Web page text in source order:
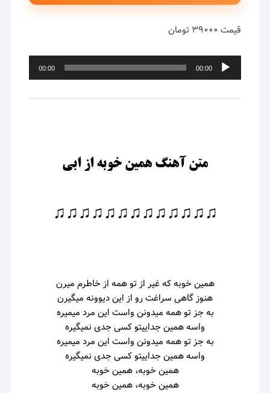
قیمت ۳۹۰۰۰ تومان
پخش‌کننده
صوت
00:00
00:00
متن آهنگ همین خوبه از ابی
♫♫♫♫♫♫♫♫♫♫♫♫♫
همین خوبه که غیر از تو همه از خاطرم میرن
هنوز گاهی سراغت رو از این دیوونه میگیرن
به جز تو همه میدونن واست این مرد میمیره
واسه همین جداییتو کسی جدی نمیگیره
به جز تو همه میدونن واست این مرد میمیره
واسه همین جداییتو کسی جدی نمیگیره
همین خوبه، همین خوبه
همین خوبه، همین خوبه